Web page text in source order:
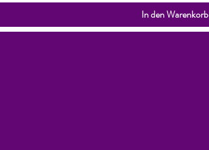
In den Warenkorb